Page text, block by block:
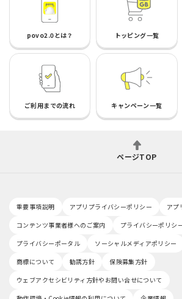
povo2.0とは？ トッピング一覧
ご利用までの流れ キャンペーン一覧
ページTOP
重要事項説明 アプリプライバシーポリシー アプ
コンテンツ事業者様へのご案内
プライバシーポリシ
プライバシーポータル
ソーシャルメディアポリシー
商標について
勧誘方針
保険募集方針
ウェブアクセシビリティ方針やお問い合せについて